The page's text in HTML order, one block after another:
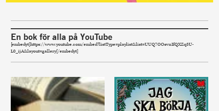
En bok för alla på YouTube
[embedyt]https://www.youtube.com/embed?listType=playlist&list=UUQ7OOsvnIfQXZq3U-
L0_ijA&layout=gallery[/embedyt]